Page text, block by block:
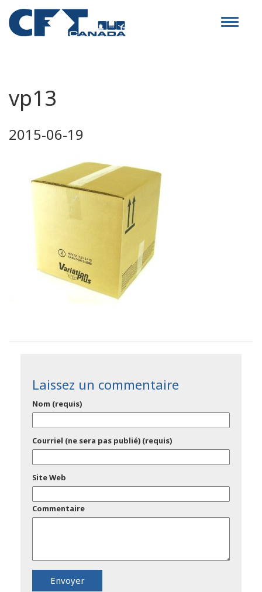
Toggle
vp13
2015-06-19
Laissez un commentaire
Nom (requis)
Courriel (ne sera pas publié) (requis)
Site Web
Commentaire